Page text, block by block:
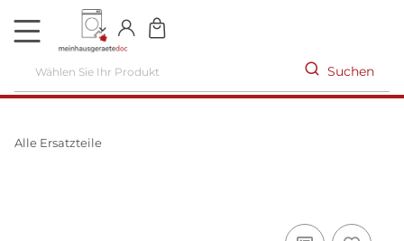
DE
Suchen
Alle Ersatzteile